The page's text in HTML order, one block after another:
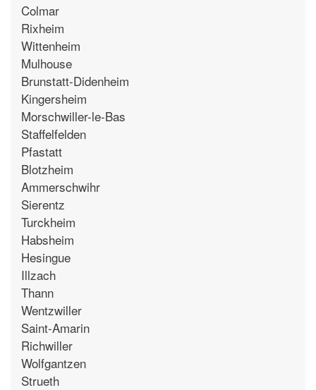
Colmar
Rixheim
Wittenheim
Mulhouse
Brunstatt-Didenheim
Kingersheim
Morschwiller-le-Bas
Staffelfelden
Pfastatt
Blotzheim
Ammerschwihr
Sierentz
Turckheim
Habsheim
Hesingue
Illzach
Thann
Wentzwiller
Saint-Amarin
Richwiller
Wolfgantzen
Strueth